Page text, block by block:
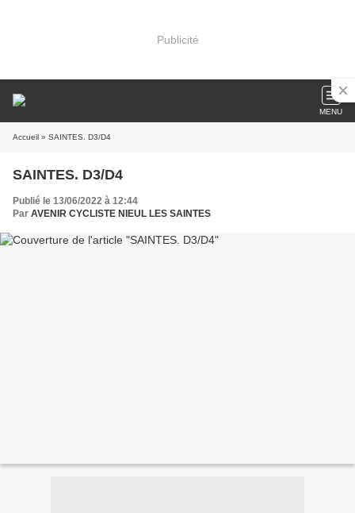
Publicité
MENU
Accueil » SAINTES. D3/D4
SAINTES. D3/D4
Publié le 13/06/2022 à 12:44
Par AVENIR CYCLISTE NIEUL LES SAINTES